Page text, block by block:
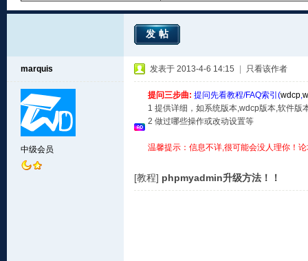
发帖
marquis
中级会员
发表于 2013-4-6 14:15 只看该作者
提问三步曲: 提问先看教程/FAQ索引(wdcp,
1 提供详细，如系统版本,wdcp版本,软件版
2 做过哪些操作或改动设置等
温馨提示：信息不详,很可能会没人理你！
[教程] phpmyadmin升级方法！！